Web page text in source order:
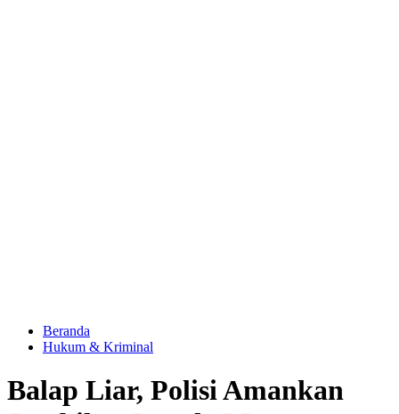
Beranda
Hukum & Kriminal
Balap Liar, Polisi Amankan